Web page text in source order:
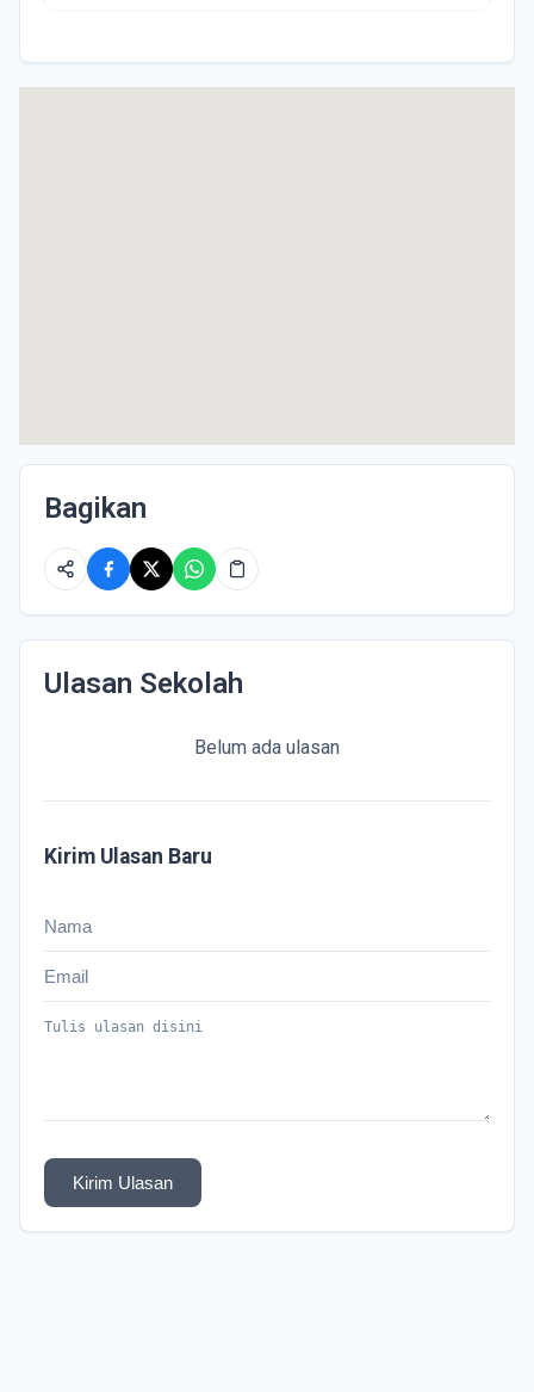
Bagikan
Ulasan Sekolah
Belum ada ulasan
Kirim Ulasan Baru
Kirim Ulasan